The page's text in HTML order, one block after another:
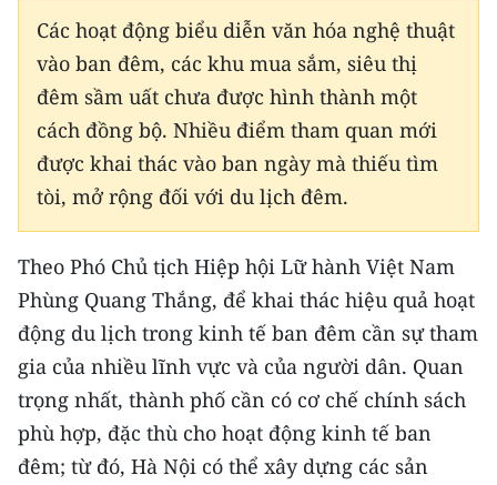
Trung du và miền núi phía Bắc
Đồng bằng sông Hồng
Bắc Trung Bộ
Duyên hải Nam Trung Bộ và Tây
Đông Nam Bộ
Đồng bằng sông Cửu Long
Chuyên trang Hà Nội
Chuyên trang TP. Hồ Chí Minh
CHUYÊN ĐỀ
Các hoạt động biểu diễn văn hóa nghệ thuật
vào ban đêm, các khu mua sắm, siêu thị
đêm sầm uất chưa được hình thành một
cách đồng bộ. Nhiều điểm tham quan mới
được khai thác vào ban ngày mà thiếu tìm
tòi, mở rộng đối với du lịch đêm.
Theo Phó Chủ tịch Hiệp hội Lữ hành Việt Nam
Phùng Quang Thắng, để khai thác hiệu quả hoạt
động du lịch trong kinh tế ban đêm cần sự tham
gia của nhiều lĩnh vực và của người dân. Quan
trọng nhất, thành phố cần có cơ chế chính sách
phù hợp, đặc thù cho hoạt động kinh tế ban
đêm; từ đó, Hà Nội có thể xây dựng các sản